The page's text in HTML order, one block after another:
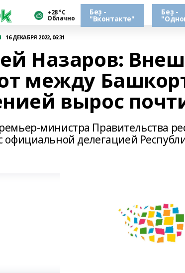
+28 °С
Облачно
Беҙ -
"Вконтакте"
Беҙ -
16 ДЕКАБРЯ 2022, 06:31
Назаров:
между
вырос
министра Правительства
официальной делегацией